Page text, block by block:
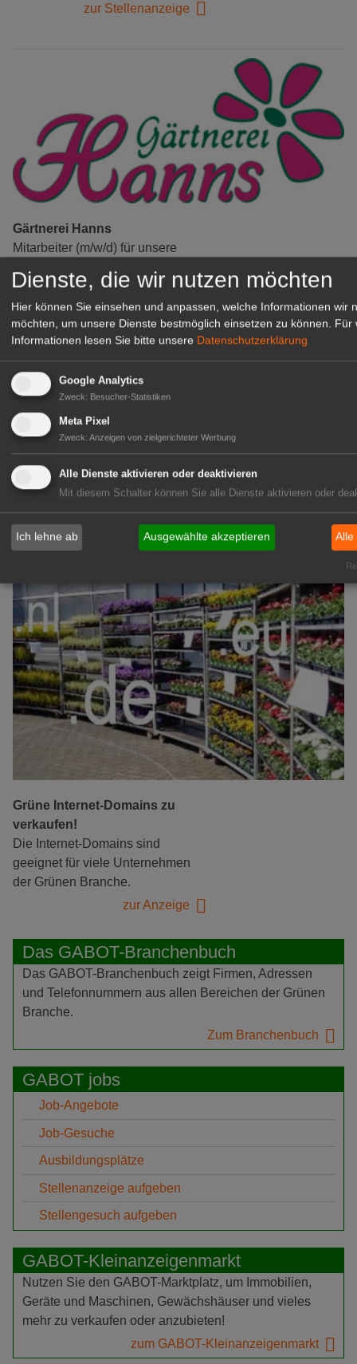
zur Stellenanzeige
Gärtnerei Hanns
Mitarbeiter (m/w/d) für unsere
Herongen
zur Stellenanzeige
GABOT Immobilienangebote
1A-Lage, ihre Chance in der
grünen Branche
IHREN Betrieb!
zur Anzeige
GABOT Marktplatz
Grüne Internet-Domains zu
verkaufen!
Die Internet-Domains sind
geeignet für viele Unternehmen
der Grünen Branche.
zur Anzeige
Das GABOT-Branchenbuch
Das GABOT-Branchenbuch zeigt Firmen, Adressen
und Telefonnummern aus allen Bereichen der Grünen
Branche.
Zum Branchenbuch
GABOT jobs
Job-Angebote
Job-Gesuche
Ausbildungsplätze
Stellenanzeige aufgeben
Stellengesuch aufgeben
GABOT-Kleinanzeigenmarkt
Nutzen Sie den GABOT-Marktplatz, um Immobilien,
Geräte und Maschinen, Gewächshäuser und vieles
mehr zu verkaufen oder anzubieten!
zum GABOT-Kleinanzeigenmarkt
Dienste, die wir nutzen möchten
Hier können Sie einsehen und anpassen, welche Informationen wir
möchten, um unsere Dienste bestmöglich einsetzen zu können. Für
Informationen lesen Sie bitte unsere Datenschutzerklärung
Google Analytics
Zweck: Besucher-Statistiken
Meta Pixel
Zweck: Anzeigen von zielgerichteter Werbung
Alle Dienste aktivieren oder deaktivieren
Mit diesem Schalter können Sie alle Dienste aktivieren oder
Ich lehne ab Ausgewählte akzeptieren Alle